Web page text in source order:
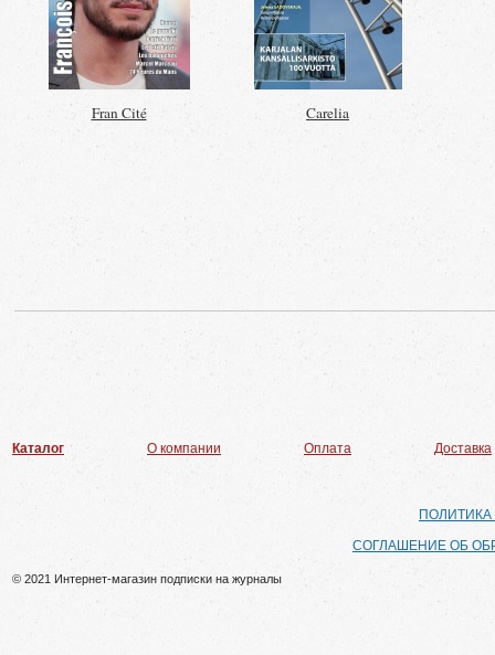
Fran Cité Carelia
Каталог О компании Оплата Доставка
СОГЛАШЕНИЕ ОБ
© 2021 Интернет-магазин подписки на журналы